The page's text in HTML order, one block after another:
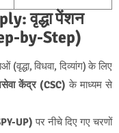
वृद्धा पेंशन
by-Step)
विधवा, दिव्यांग) के लिए
केंद्र (CSC) के माध्यम से
UP) पर नीचे दिए गए चरणों